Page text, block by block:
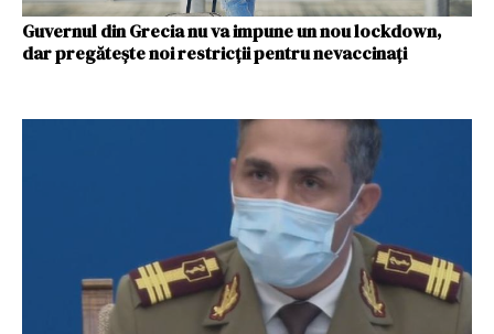
Guvernul din Grecia nu va impune un nou lockdown,
dar pregătește noi restricții pentru nevaccinați